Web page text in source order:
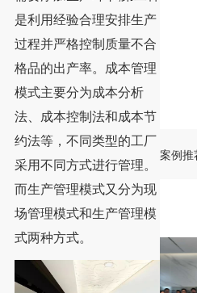
是利用经验合理安排生产
过程并严格控制质量不合
格品的出产率。成本管理
模式主要分为成本分析
法、成本控制法和成本节
约法等，不同类型的工厂
采用不同方式进行管理。
而生产管理模式又分为现
场管理模式和生产管理模
式两种方式。
案例推